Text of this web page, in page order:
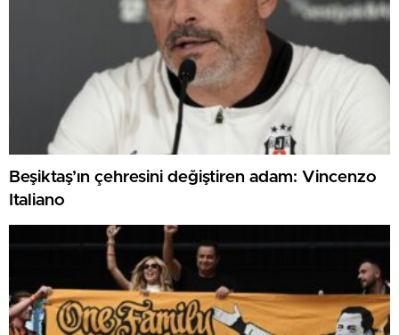
Beşiktaş’ın çehresini değiştiren adam: Vincenzo
Italiano